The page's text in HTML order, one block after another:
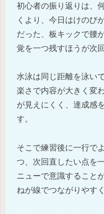
初心者の振り返りは、
くより、今日はけのび
だった、板キックで腰
覚を一つ残すほうが次
水泳は同じ距離を泳い
楽さで内容が大きく変
が見えにくく、達成感
す。
そこで練習後に一行で
つ、次回直したい点を
ニューで意識すること
ねが線でつながりやす